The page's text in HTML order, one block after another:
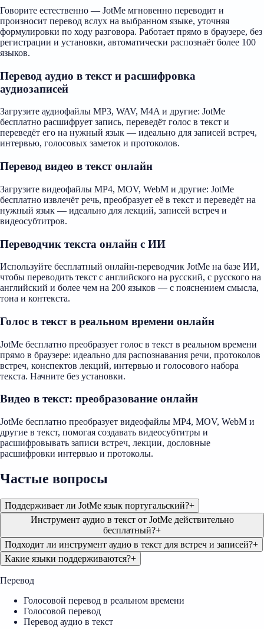
Говорите естественно — JotMe мгновенно переводит и
произносит перевод вслух на выбранном языке, уточняя
формулировки по ходу разговора. Работает прямо в браузере, без
регистрации и установки, автоматически распознаёт более 100
языков.
Перевод аудио в текст и расшифровка
аудиозаписей
Загрузите аудиофайлы MP3, WAV, M4A и другие: JotMe
бесплатно расшифрует запись, переведёт голос в текст и
переведёт его на нужный язык — идеально для записей встреч,
интервью, голосовых заметок и протоколов.
Перевод видео в текст онлайн
Загрузите видеофайлы MP4, MOV, WebM и другие: JotMe
бесплатно извлечёт речь, преобразует её в текст и переведёт на
нужный язык — идеально для лекций, записей встреч и
видеосубтитров.
Переводчик текста онлайн с ИИ
Используйте бесплатный онлайн-переводчик JotMe на базе ИИ,
чтобы переводить текст с английского на русский, с русского на
английский и более чем на 200 языков — с пояснением смысла,
тона и контекста.
Голос в текст в реальном времени онлайн
JotMe бесплатно преобразует голос в текст в реальном времени
прямо в браузере: идеально для распознавания речи, протоколов
встреч, конспектов лекций, интервью и голосового набора
текста. Начните без установки.
Видео в текст: преобразование онлайн
JotMe бесплатно преобразует видеофайлы MP4, MOV, WebM и
другие в текст, помогая создавать видеосубтитры и
расшифровывать записи встреч, лекции, дословные
расшифровки интервью и протоколы.
Частые вопросы
Поддерживает ли JotMe язык португальский?+
Инструмент аудио в текст от JotMe действительно
бесплатный?+
Подходит ли инструмент аудио в текст для встреч и записей?+
Какие языки поддерживаются?+
Перевод
Голосовой перевод в реальном времени
Голосовой перевод
Перевод аудио в текст